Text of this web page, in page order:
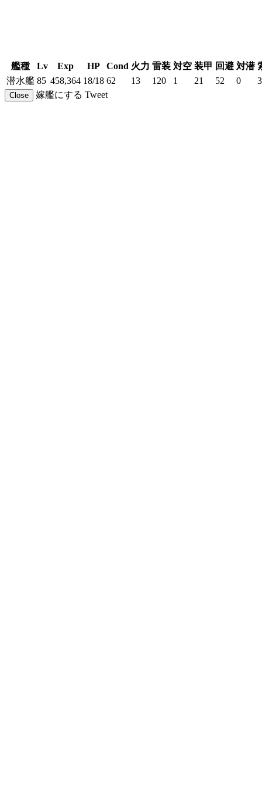
艦種 Lv Exp HP Cond 火力 雷装 対空 装甲 回避 対潜
潜水艦 85 458,364 18/18 62 13 120 1 21 52 0
Close 嫁艦にする Tweet